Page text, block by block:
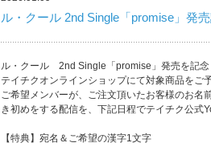
ル・クール 2nd Single「promise」発
ル・クール 2nd Single「promise」発売を記念
テイチクオンラインショップにて対象商品をご
ご希望メンバーが、ご注文頂いたお客様のお名
き初めをする配信を、下記日程でテイチク公式
【特典】宛名＆ご希望の漢字1文字